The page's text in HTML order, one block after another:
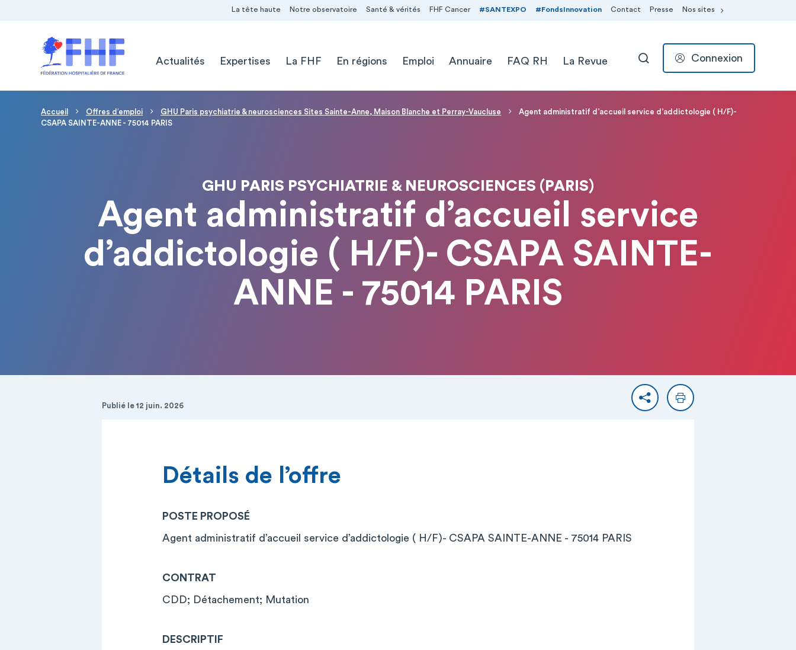
La tête haute Notre observatoire Santé & vérités FHF Cancer #SANTEXPO #FondsInnovation Contact Presse Nos sites
Actualités
Expertises La FHF En régions Emploi Annuaire FAQ RH La Revue RECHERCHER
Connexion
Fil d'Ariane
Accueil Offres d′emploi GHU Paris psychiatrie & neurosciences Sites Sainte-Anne, Maison Blanche et Perray-Vaucluse
Agent administratif d’accueil service d’addictologie ( H/F)-
CSAPA SAINTE-ANNE - 75014 PARIS
GHU PARIS PSYCHIATRIE & NEUROSCIENCES (PARIS)
Agent administratif d’accueil service
d’addictologie ( H/F)- CSAPA SAINTE-
ANNE - 75014 PARIS
Publié le 12 juin. 2026 PartagerImprimer
Détails de l’offre
POSTE PROPOSÉ
Agent administratif d’accueil service d’addictologie ( H/F)- CSAPA SAINTE-ANNE - 75014 PARIS
CONTRAT
CDD; Détachement; Mutation
DESCRIPTIF